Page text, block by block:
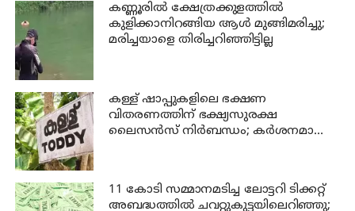
കണ്ണൂരില്‍ ക്ഷേത്രക്കുളത്തില്‍
കുളിക്കാനിറങ്ങിയ ആള്‍ മുങ്ങിമരിച്ചു;
മരിച്ചയാളെ തിരിച്ചറിഞ്ഞിട്ടില്ല
കള്ള് ഷാപ്പുകളിലെ ഭക്ഷണ
വിതരണത്തിന് ഭക്ഷ്യസുരക്ഷ
ലൈസന്‍സ് നിര്‍ബന്ധം; കര്‍ശനമാക്കി
11 കോടി സമ്മാനമടിച്ച ലോട്ടറി ടിക്കറ്റ്
അബദ്ധത്തിൽ ചവറ്റുകുട്ടയിലെറിഞ്ഞു;